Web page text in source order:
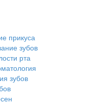
прикуса
зубов
рта
зубов